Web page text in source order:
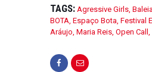
TAGS: Agressive Girls,
BOTA, Espaço Bota, Festival
Aráujo, Maria Reis, Open Call ,